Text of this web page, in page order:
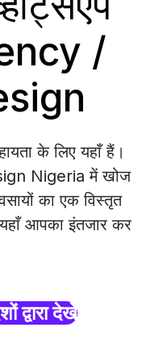
/
के लिए यहाँ हैं।
Nigeria में खोज
का एक विस्तृत
आपका इंतजार कर
द्वारा देखें